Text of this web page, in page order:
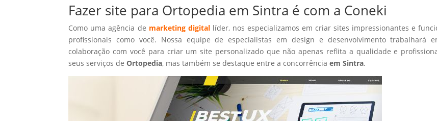
Fazer site para Ortopedia em Sintra é com a Coneki
Como uma agência de marketing digitallíder, nos especializamos em criar sites impressionantes e
profissionais como você. Nossa equipe de especialistas em design e desenvolvimento trabalhará
colaboração com você para criar um site personalizado que não apenas reflita a qualidade e
seus serviços deOrtopedia, mas também se destaque entre a concorrênciaem Sintra.